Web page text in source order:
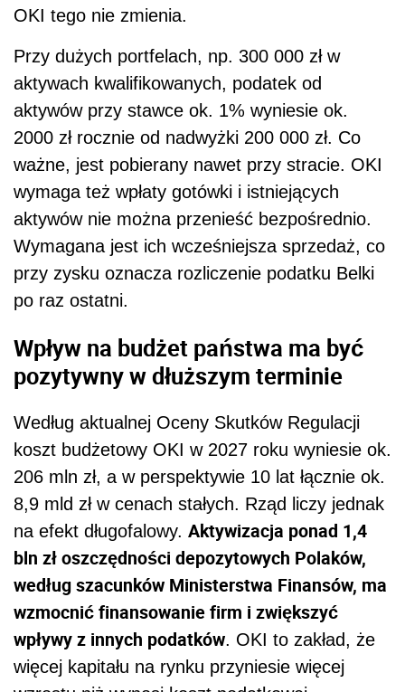
OKI tego nie zmienia.
Przy dużych portfelach, np. 300 000 zł w
aktywach kwalifikowanych, podatek od
aktywów przy stawce ok. 1% wyniesie ok.
2000 zł rocznie od nadwyżki 200 000 zł. Co
ważne, jest pobierany nawet przy stracie. OKI
wymaga też wpłaty gotówki i istniejących
aktywów nie można przenieść bezpośrednio.
Wymagana jest ich wcześniejsza sprzedaż, co
przy zysku oznacza rozliczenie podatku Belki
po raz ostatni.
Wpływ na budżet państwa ma być
pozytywny w dłuższym terminie
Według aktualnej Oceny Skutków Regulacji
koszt budżetowy OKI w 2027 roku wyniesie ok.
206 mln zł, a w perspektywie 10 lat łącznie ok.
8,9 mld zł w cenach stałych. Rząd liczy jednak
na efekt długofalowy. Aktywizacja ponad 1,4
bln zł oszczędności depozytowych Polaków,
według szacunków Ministerstwa Finansów, ma
wzmocnić finansowanie firm i zwiększyć
wpływy z innych podatków. OKI to zakład, że
więcej kapitału na rynku przyniesie więcej